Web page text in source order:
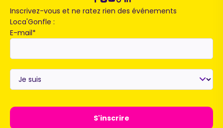
Inscrivez-vous et ne ratez rien des événements
Loca'Gonfle :
E-mail*
Je
suis*